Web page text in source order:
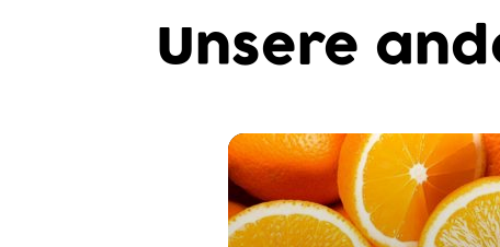
Unsere